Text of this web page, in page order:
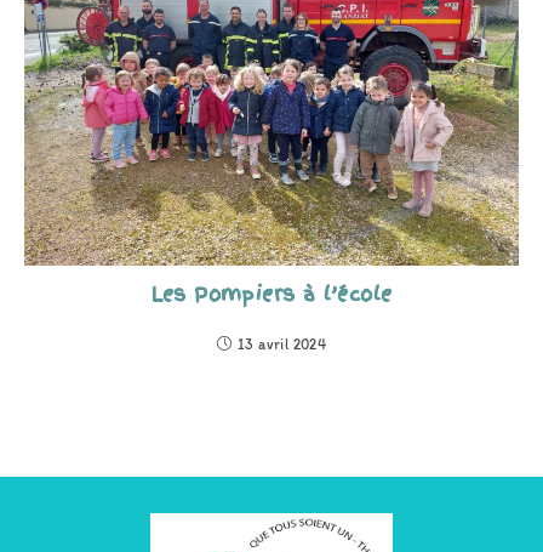
Les Pompiers à l’école
13 avril 2024